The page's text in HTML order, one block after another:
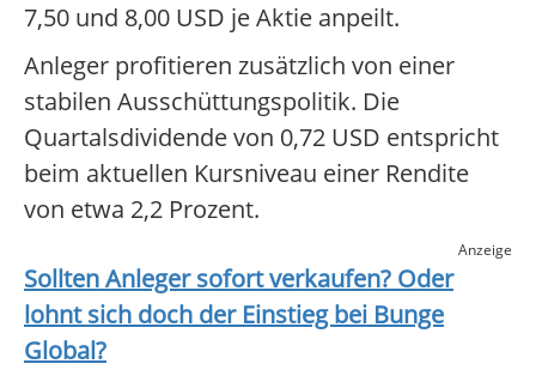
7,50 und 8,00 USD je Aktie anpeilt.
Anleger profitieren zusätzlich von einer
stabilen Ausschüttungspolitik. Die
Quartalsdividende von 0,72 USD entspricht
beim aktuellen Kursniveau einer Rendite
von etwa 2,2 Prozent.
Anzeige
Sollten Anleger sofort verkaufen? Oder
lohnt sich doch der Einstieg bei Bunge
Global?